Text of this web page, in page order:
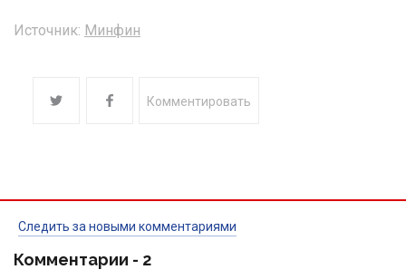
Источник: Минфин
Комментировать
Следить за новыми комментариями
Комментарии - 2